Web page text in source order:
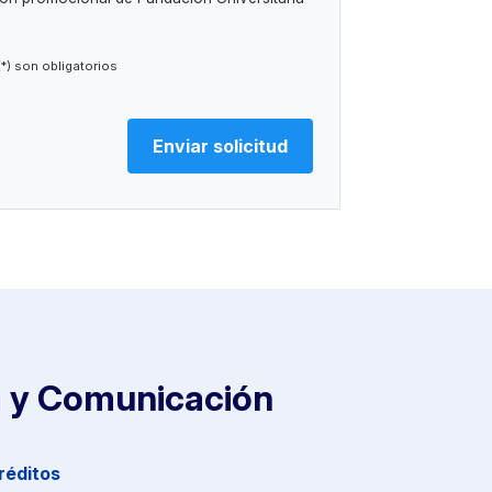
de perfiles.
del interesado.
con el CEU (
internacionales de datos.
de lo establecido en la Ley 1/1982, de 5
son obligatorios
y Comunicación